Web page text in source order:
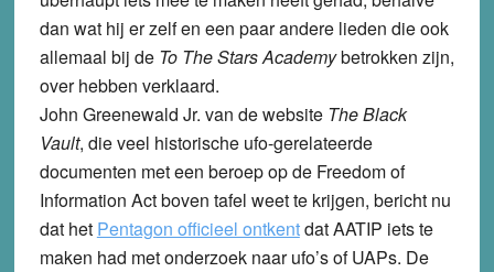
dan wat hij er zelf en een paar andere lieden die ook
allemaal bij de To The Stars Academybetrokken zijn,
over hebben verklaard.
John Greenewald Jr. van de website The Black
Vault, die veel historische ufo-gerelateerde
documenten met een beroep op de Freedom of
Information Act boven tafel weet te krijgen, bericht nu
dat het Pentagon officieel ontkentdat AATIP iets te
maken had met onderzoek naar ufo’s of UAPs. De